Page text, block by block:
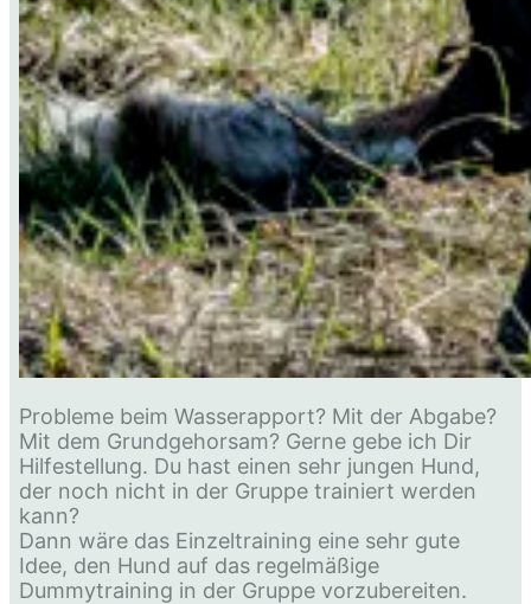
Probleme beim Wasserapport? Mit der Abgabe?
Mit dem Grundgehorsam? Gerne gebe ich Dir
Hilfestellung. Du hast einen sehr jungen Hund,
der noch nicht in der Gruppe trainiert werden
kann?
Dann wäre das Einzeltraining eine sehr gute
Idee, den Hund auf das regelmäßige
Dummytraining in der Gruppe vorzubereiten.